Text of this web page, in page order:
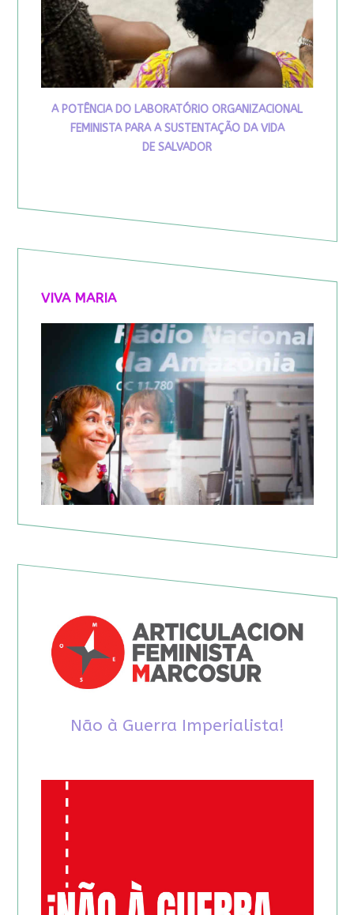
A POTÊNCIA DO LABORATÓRIO ORGANIZACIONAL
FEMINISTA PARA A SUSTENTAÇÃO DA VIDA
DE SALVADOR
VIVA MARIA
Não à Guerra Imperialista!